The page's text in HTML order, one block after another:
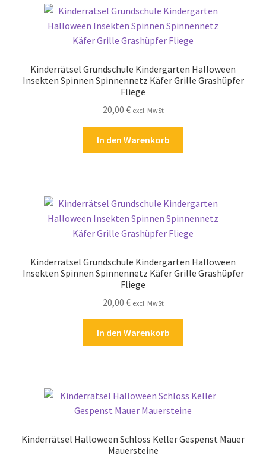
Kasse
Über Rätselkind
Versandarten
Kinderrätsel Grundschule Kindergarten Halloween
Insekten Spinnen Spinnennetz Käfer Grille Grashüpfer
Fliege
20,00 € excl. MwSt
In den Warenkorb
Kinderrätsel Grundschule Kindergarten Halloween
Insekten Spinnen Spinnennetz Käfer Grille Grashüpfer
Fliege
20,00 € excl. MwSt
In den Warenkorb
Kinderrätsel Halloween Schloss Keller Gespenst Mauer
Mauersteine